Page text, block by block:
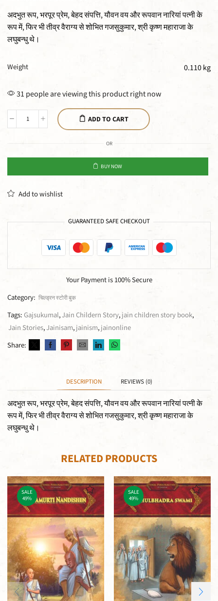
अदभुत रूप, भरपूर प्रेम, बेहद संपत्ति, यौवन वय और रूपवान नारियां पत्नी के
रूप में, फिर भी तीव्र वैराग्य से शोभित गजसुकुमार, श्री कृष्ण महाराजा के
लघुबन्धु थे।
Weight 0.110 kg
31 people are viewing this product right now
ADD TO CART
OR
BUY NOW
Add to wishlist
GUARANTEED SAFE CHECKOUT
Your Payment is 100% Secure
Category: चिल्ड्रन स्टोरी बुक
Tags: Gajsukumal,Jain Childern Story, jain children story book,
Jain Stories,Jainisam, jainism, jainonline
Share:
DESCRIPTION REVIEWS (0)
अदभुत रूप, भरपूर प्रेम, बेहद संपत्ति, यौवन वय और रूपवान नारियां पत्नी के
रूप में, फिर भी तीव्र वैराग्य से शोभित गजसुकुमार, श्री कृष्ण महाराजा के
लघुबन्धु थे।
RELATED PRODUCTS
SALE
49%
SALE
49%